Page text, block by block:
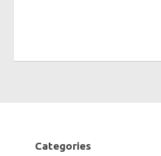
Categories